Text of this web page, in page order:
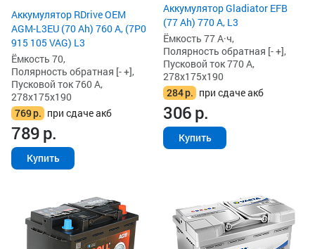
Аккумулятор RDrive OEM
AGM-L3EU (70 Ah) 760 А, (7P0
915 105 VAG) L3
Ёмкость 70,
Полярность обратная [- +],
Пусковой ток 760 А,
278x175x190
769р. при сдаче акб
789р.
Купить
Аккумулятор Gladiator EFB
(77 Ah) 770 А, L3
Ёмкость 77 А·ч,
Полярность обратная [- +],
Пусковой ток 770 А,
278x175x190
284р. при сдаче акб
306р.
Купить